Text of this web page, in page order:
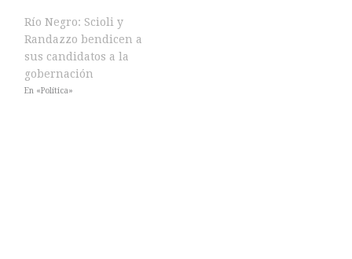
Río Negro: Scioli y
Randazzo bendicen a
sus candidatos a la
gobernación
En «Política»